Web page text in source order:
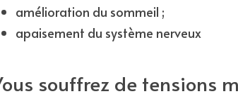
amélioration du sommeil ;
apaisement du système nerveux
souffrez de tensions